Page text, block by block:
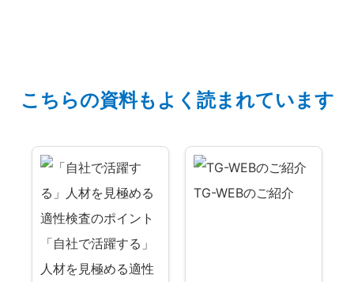
こちらの資料もよく読まれています
「自社で活躍する」
人材を見極める適性
TG-WEBのご紹介